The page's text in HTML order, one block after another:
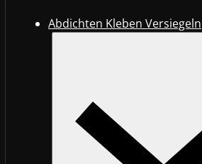
Abdichten Kleben Versiegeln